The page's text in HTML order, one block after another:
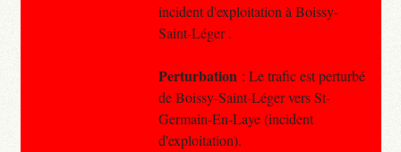
incident d'exploitation à Boissy-
Saint-Léger .
Perturbation : Le trafic est perturbé
de Boissy-Saint-Léger vers St-
Germain-En-Laye (incident
d'exploitation).